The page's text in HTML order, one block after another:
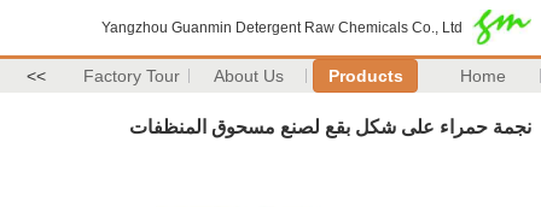
Yangzhou Guanmin Detergent Raw Chemicals Co., Ltd
Home
Products
About Us
Factory Tour
>>
نجمة حمراء على شكل بقع لصنع مسحوق المنظفات